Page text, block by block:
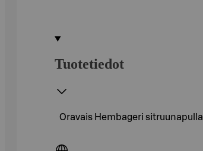
Tuotetiedot
Oravais Hembageri sitruunapulla